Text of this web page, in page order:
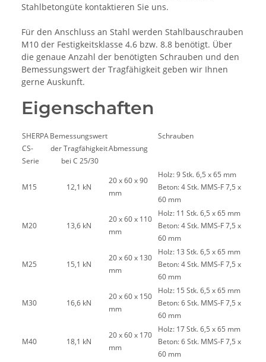
Stahlbetongüte kontaktieren Sie uns.
Für den Anschluss an Stahl werden Stahlbauschrauben
M10 der Festigkeitsklasse 4.6 bzw. 8.8 benötigt. Über
die genaue Anzahl der benötigten Schrauben und den
Bemessungswert der Tragfähigkeit geben wir Ihnen
gerne Auskunft.
Eigenschaften
SHERPA
CS-
Serie
Bemessungswert
der Tragfähigkeit
bei C 25/30
Abmessung
Schrauben
M15 12,1 kN
20 x 60 x 90
mm
Holz: 9 Stk. 6,5 x 65 mm
Beton: 4 Stk. MMS-F 7,5 x
60 mm
M20 13,6 kN
20 x 60 x 110
mm
Holz: 11 Stk. 6,5 x 65 mm
Beton: 4 Stk. MMS-F 7,5 x
60 mm
M25 15,1 kN
20 x 60 x 130
mm
Holz: 13 Stk. 6,5 x 65 mm
Beton: 4 Stk. MMS-F 7,5 x
60 mm
M30 16,6 kN
20 x 60 x 150
mm
Holz: 15 Stk. 6,5 x 65 mm
Beton: 6 Stk. MMS-F 7,5 x
60 mm
M40 18,1 kN
20 x 60 x 170
mm
Holz: 17 Stk. 6,5 x 65 mm
Beton: 6 Stk. MMS-F 7,5 x
60 mm